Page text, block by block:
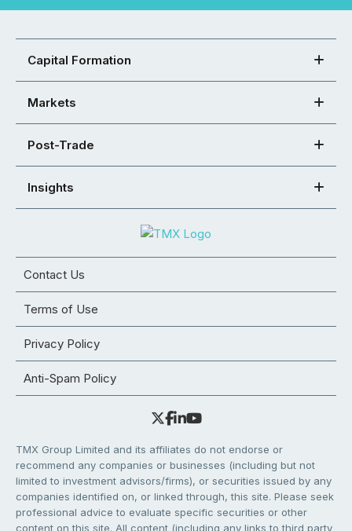
Capital Formation
Markets
Post-Trade
Insights
Contact Us
Terms of Use
Privacy Policy
Anti-Spam Policy
TMX Group Limited and its affiliates do not endorse or
recommend any companies or businesses (including but not
limited to investment advisors/firms), or securities issued by any
companies identified on, or linked through, this site. Please seek
professional advice to evaluate specific securities or other
content on this site. All content (including any links to third party